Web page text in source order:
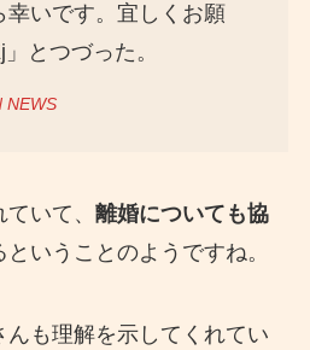
幸いです。宜しくお願
とつづった。
NEWS
いて、 離婚についても協
いうことのようですね。
も理解を示してくれてい